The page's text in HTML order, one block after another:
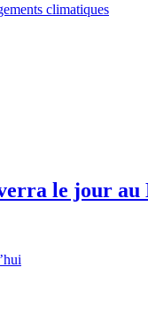
climatiques
le jour